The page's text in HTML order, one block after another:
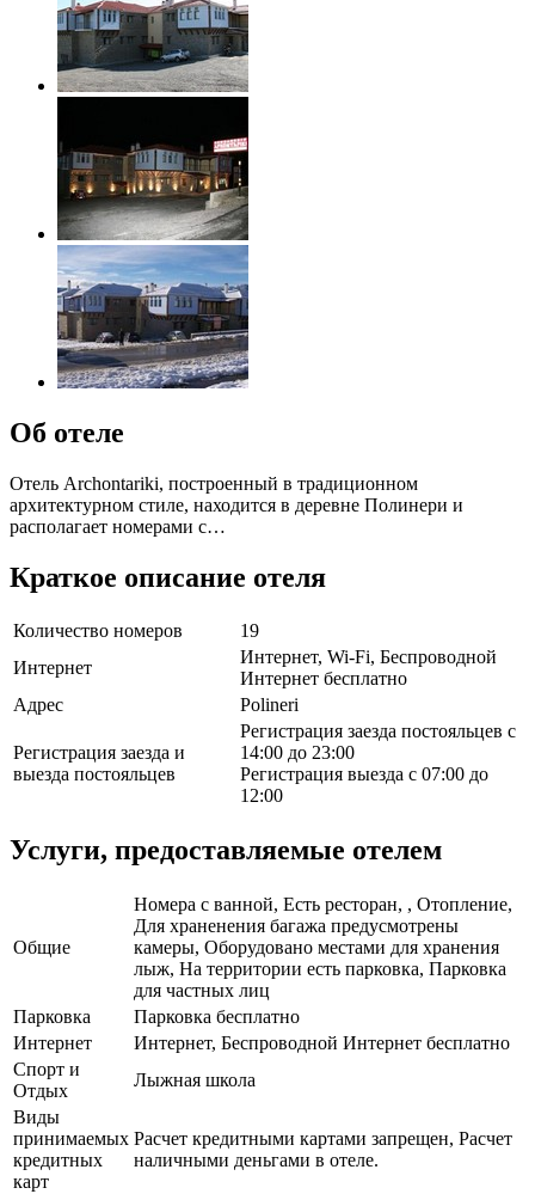
Об отеле
Отель Archontariki, построенный в традиционном
архитектурном стиле, находится в деревне Полинери и
располагает номерами с…
Краткое описание отеля
Количество номеров
19
Интернет
Интернет, Wi-Fi, Беспроводной
Интернет бесплатно
Адрес
Polineri
Регистрация заезда и
выезда постояльцев
Регистрация заезда постояльцев с
14:00 до 23:00
Регистрация выезда с 07:00 до
12:00
Услуги, предоставляемые отелем
Общие
Номера с ванной, Есть ресторан, , Отопление,
Для храненения багажа предусмотрены
камеры, Оборудовано местами для хранения
лыж, На территории есть парковка, Парковка
для частных лиц
Парковка
Парковка бесплатно
Интернет
Интернет, Беспроводной Интернет бесплатно
Спорт и
Отдых
Лыжная школа
Виды
принимаемых
кредитных
карт
Расчет кредитными картами запрещен, Расчет
наличными деньгами в отеле.